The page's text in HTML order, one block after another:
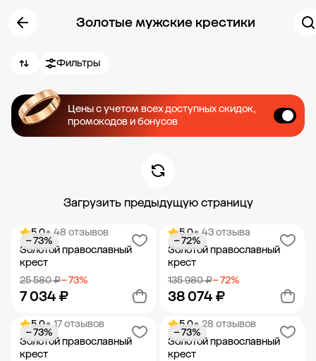
Золотые мужские крестики
Фильтры
Цены с учетом всех доступных скидок,
промокодов и бонусов
Загрузить предыдущую страницу
5.0• 48 отзывов
Золотой православный
крест
25 580 ₽− 73%
7 034 ₽
− 73%
Добавить в корзину
5.0• 43 отзыва
Золотой православный
крест
135 980 ₽− 72%
38 074 ₽
− 72%
Добавить в корзину
5.0• 17 отзывов
Золотой православный
крест
− 73%
5.0• 28 отзывов
Золотой православный
крест
− 73%